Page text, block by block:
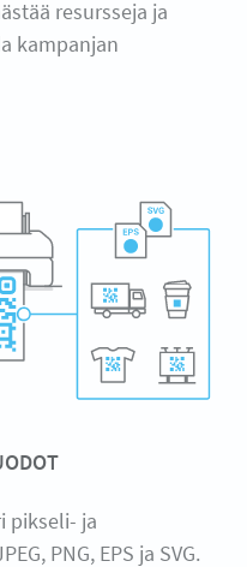
resursseja ja
kampanjan
pikseli- ja
PNG, EPS ja SVG.